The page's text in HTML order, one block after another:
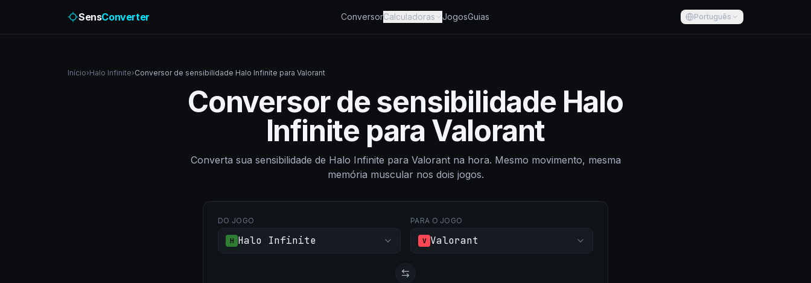
SensConverter ConversorCalculadoras JogosGuias Português
Início›Halo Infinite›Conversor de sensibilidade Halo Infinite para Valorant
Conversor de sensibilidade Halo
Infinite para Valorant
Converta sua sensibilidade de Halo Infinite para Valorant na hora. Mesmo movimento, mesma
memória muscular nos dois jogos.
DO JOGO
H Halo Infinite
PARA O JOGO
V Valorant